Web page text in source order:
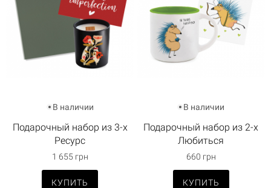
В наличии
Подарочный набор из 3-х
Ресурс
1 655 грн
КУПИТЬ
В наличии
Подарочный набор из 2-х
Любиться
660 грн
КУПИТЬ